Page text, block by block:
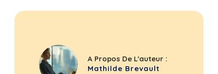
A Propos De L'auteur :
Mathilde Brevault